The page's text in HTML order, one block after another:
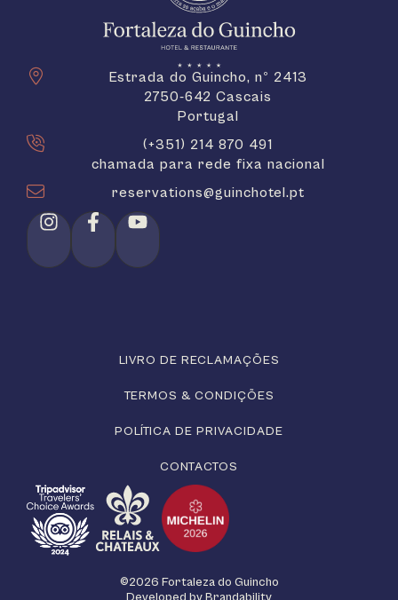
Estrada do Guincho, nº 2413
2750-642 Cascais
Portugal
(+351) 214 870 491
chamada para rede fixa nacional
reservations@guinchotel.pt
LIVRO DE RECLAMAÇÕES
TERMOS & CONDIÇÕES
POLÍTICA DE PRIVACIDADE
CONTACTOS
©2026 Fortaleza do Guincho